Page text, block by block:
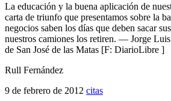
La educación y la buena aplicación de
carta de triunfo que presentamos sobre la
negocios saben los días que deben sacar
nuestros camiones los retiren. — Jorge
de San José de las Matas [F: DiarioLibre ]
Rull Fernández
9 de febrero de 2012 citas